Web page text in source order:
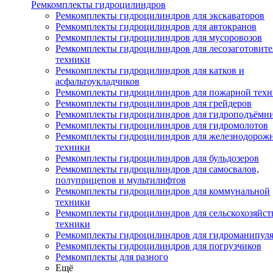
Ремкомплекты гидроцилиндров
Ремкомплекты гидроцилиндров для экскаваторов
Ремкомплекты гидроцилиндров для автокранов
Ремкомплекты гидроцилиндров для мусоровозов
Ремкомплекты гидроцилиндров для
техники
Ремкомплекты гидроцилиндров для катков и
асфальтоукладчиков
Ремкомплекты гидроцилиндров для пожарной
Ремкомплекты гидроцилиндров для грейдеров
Ремкомплекты гидроцилиндров для
Ремкомплекты гидроцилиндров для гидромолотов
Ремкомплекты гидроцилиндров для
техники
Ремкомплекты гидроцилиндров для бульдозеров
Ремкомплекты гидроцилиндров для самосвалов,
полуприцепов и мультилифтов
Ремкомплекты гидроцилиндров для коммунальной
техники
Ремкомплекты гидроцилиндров для
техники
Ремкомплекты гидроцилиндров для
Ремкомплекты гидроцилиндров для погрузчиков
Ремкомплекты для разного
Ещё